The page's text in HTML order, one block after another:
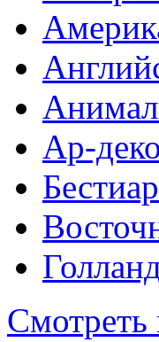
Ар-деко
Смотреть